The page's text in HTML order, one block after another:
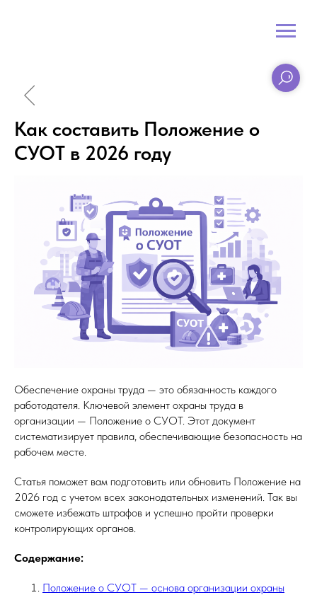
Как составить Положение о
СУОТ в 2026 году
Обеспечение охраны труда — это обязанность каждого
работодателя. Ключевой элемент охраны труда в
организации — Положение о СУОТ. Этот документ
систематизирует правила, обеспечивающие безопасность на
рабочем месте.
Статья поможет вам подготовить или обновить Положение на
2026 год с учетом всех законодательных изменений. Так вы
сможете избежать штрафов и успешно пройти проверки
контролирующих органов.
Содержание:
Положение о СУОТ — основа организации охраны